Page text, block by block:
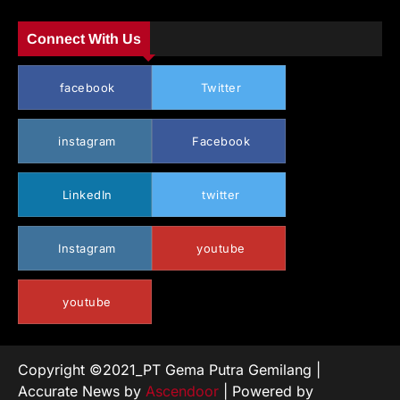
Connect With Us
facebook Twitter
instagram Facebook
LinkedIn twitter
Instagram youtube
youtube
Copyright ©2021_PT Gema Putra Gemilang |
Accurate News by Ascendoor | Powered by